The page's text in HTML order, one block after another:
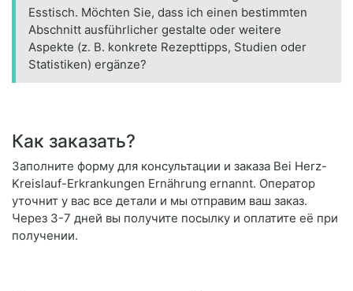
Esstisch. Möchten Sie, dass ich einen bestimmten
Abschnitt ausführlicher gestalte oder weitere
Aspekte (z. B. konkrete Rezepttipps, Studien oder
Statistiken) ergänze?
Как заказать?
Заполните форму для консультации и заказа Bei Herz-
Kreislauf-Erkrankungen Ernährung ernannt. Оператор
уточнит у вас все детали и мы отправим ваш заказ.
Через 3-7 дней вы получите посылку и оплатите её при
получении.